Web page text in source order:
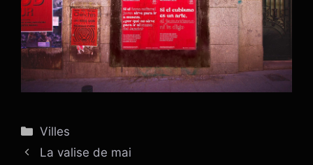
Catégories
Villes
La valise de mai